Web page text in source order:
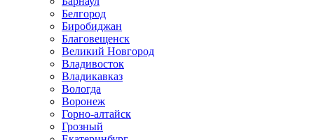
Белгород
Биробиджан
Благовещенск
Великий Новгород
Владивосток
Владикавказ
Вологда
Воронеж
Горно-алтайск
Грозный